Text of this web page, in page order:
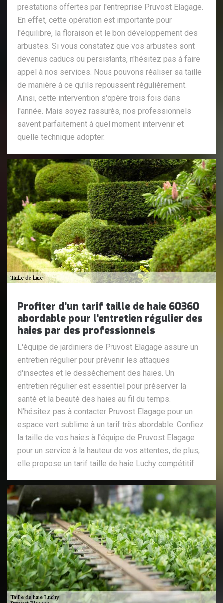
prestations offertes par l'entreprise Pruvost Elagage.
En effet, cette opération est importante pour
l'équilibre, la floraison et le bon développement des
arbustes. Si vous constatez que vos arbustes sont
devenus caducs ou persistants, n'hésitez pas à faire
appel à nos services. Nous pouvons réaliser sa taille
de manière à ce qu'ils repoussent régulièrement.
Ainsi, cette intervention s'opère trois fois dans
l'année. Mais soyez rassurés, nos professionnels
savent parfaitement à quel moment intervenir et
quelle technique adopter.
Profiter d’un tarif taille de haie 60360
abordable pour l'entretien régulier des
haies par des professionnels
L'équipe de jardiniers de Pruvost Elagage assure un
entretien régulier pour prévenir les attaques
d'insectes et le dessèchement des haies. Un
entretien régulier est essentiel pour préserver la
santé et la beauté des haies au fil du temps.
N’hésitez pas à contacter Pruvost Elagage pour un
espace vert sublime à un tarif très abordable. Confiez
la taille de vos haies à l'équipe de Pruvost Elagage
pour un service à la hauteur de vos attentes, de plus,
elle propose un tarif taille de haie Luchy compétitif.